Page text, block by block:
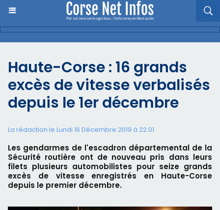
Haute-Corse : 16 grands
excès de vitesse verbalisés
depuis le 1er décembre
La rédaction le Lundi 16 Décembre 2019 à 22:01
Les gendarmes de l'escadron départemental de la
Sécurité routière ont de nouveau pris dans leurs
filets plusieurs automobilistes pour seize grands
excès de vitesse enregistrés en Haute-Corse
depuis le premier décembre.